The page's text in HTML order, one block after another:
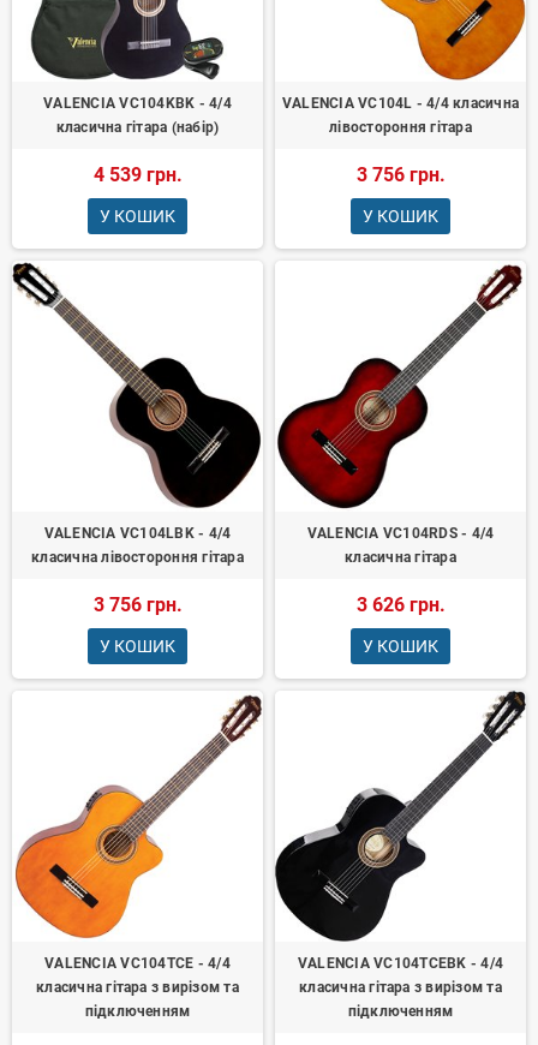
VALENCIA VC104KBK - 4/4
класична гітара (набір)
4 539 грн.
У КОШИК
VALENCIA VC104L - 4/4 класична
лівостороння гітара
3 756 грн.
У КОШИК
VALENCIA VC104LBK - 4/4
класична лівостороння гітара
3 756 грн.
У КОШИК
VALENCIA VC104RDS - 4/4
класична гітара
3 626 грн.
У КОШИК
VALENCIA VC104TCE - 4/4
класична гітара з вирізом та
підключенням
VALENCIA VC104TCEBK - 4/4
класична гітара з вирізом та
підключенням